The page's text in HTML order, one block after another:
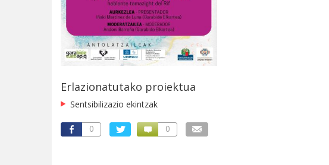
Erlazionatutako proiektua
Sentsibilizazio ekintzak
0 0